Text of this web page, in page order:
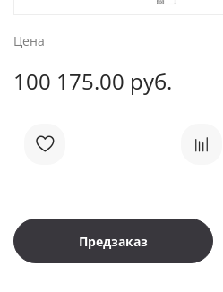
Цена
100 175.00 руб.
Предзаказ